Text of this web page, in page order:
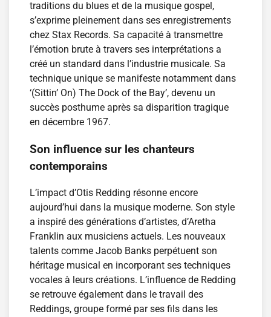
traditions du blues et de la musique gospel,
s’exprime pleinement dans ses enregistrements
chez Stax Records. Sa capacité à transmettre
l’émotion brute à travers ses interprétations a
créé un standard dans l’industrie musicale. Sa
technique unique se manifeste notamment dans
‘(Sittin’ On) The Dock of the Bay’, devenu un
succès posthume après sa disparition tragique
en décembre 1967.
Son influence sur les chanteurs
contemporains
L’impact d’Otis Redding résonne encore
aujourd’hui dans la musique moderne. Son style
a inspiré des générations d’artistes, d’Aretha
Franklin aux musiciens actuels. Les nouveaux
talents comme Jacob Banks perpétuent son
héritage musical en incorporant ses techniques
vocales à leurs créations. L’influence de Redding
se retrouve également dans le travail des
Reddings, groupe formé par ses fils dans les